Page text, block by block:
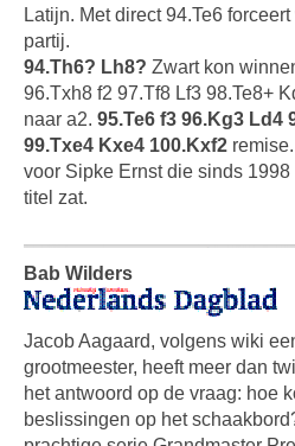
Latijn. Met direct 94.Te6
partij.
94.Th6? Lh8? Zwart kon
96.Txh8 f2 97.Tf8 Lf3 98.Te8+
naar a2. 95.Te6 f3 96.Kg3 Ld4
99.Txe4 Kxe4 100.Kxf2
voor Sipke Ernst die sinds
titel zat.
Bab Wilders
Jacob Aagaard, volgens wiki
grootmeester, heeft meer dan
het antwoord op de vraag: hoe
beslissingen op het